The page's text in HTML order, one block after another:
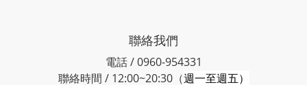
聯絡我們
電話 / 0960-954331
聯絡時間 / 12:00~20:30（週一至週五）